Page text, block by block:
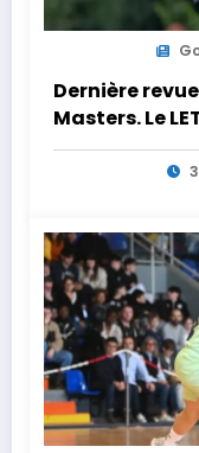
Dernière
Masters. Le
Vegas au